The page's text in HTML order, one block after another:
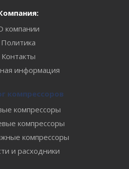
компании
Политика
Контакты
информация
компрессоров
компрессоры
компрессоры
компрессоры
и расходники